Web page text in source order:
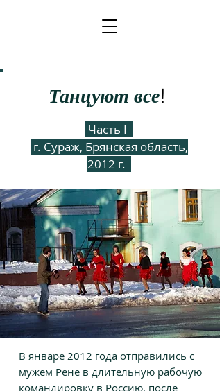
Танцуют все!
Часть I
г. Сураж, Брянская область,
2012 г.
В январе 2012 года отправились с
мужем Рене в длительную рабочую
командировку в Россию, после